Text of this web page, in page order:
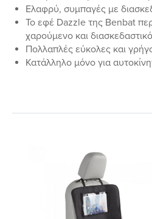
Ελαφρύ, συμπαγές με
Το εφέ Dazzle της Benbat
χαρούμενο και
Πολλαπλές εύκολες και
Κατάλληλο μόνο για